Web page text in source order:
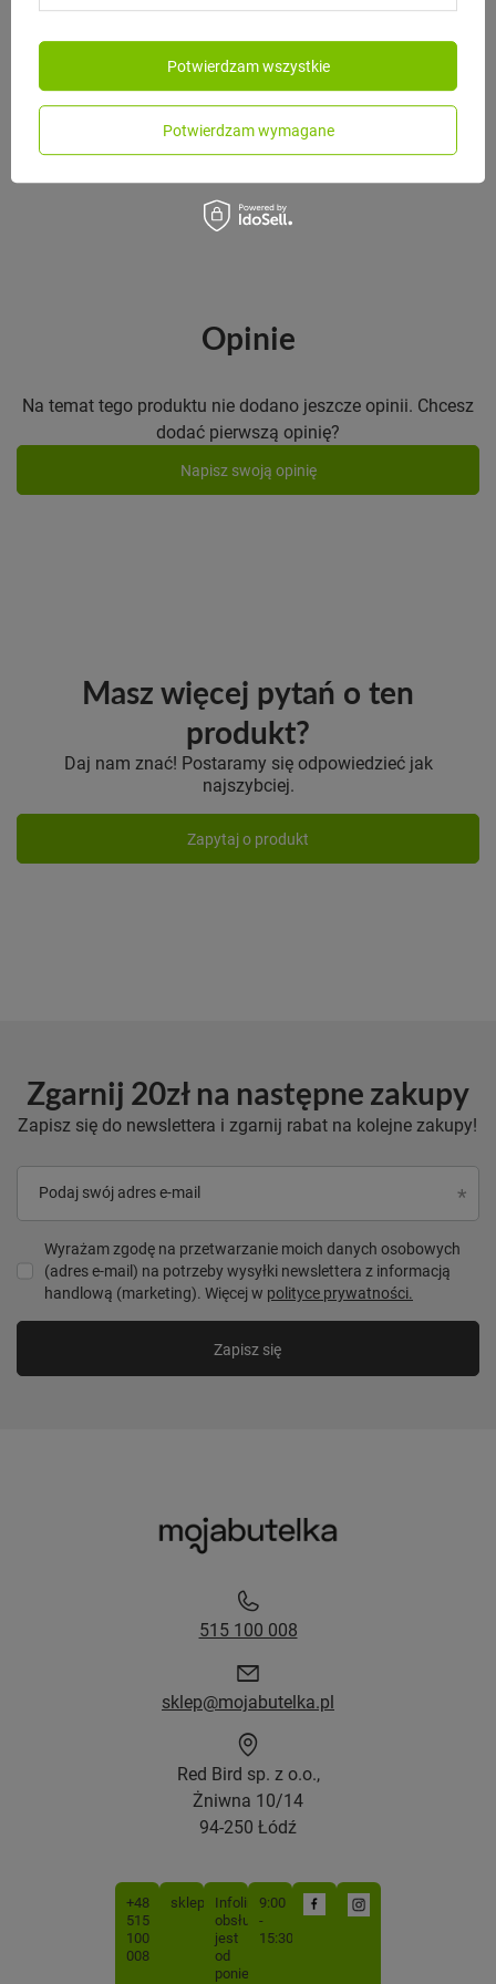
Black+Blum Lunchbox stalowy L
Opinie
Na temat tego produktu nie dodano jeszcze opinii. Chcesz
dodać pierwszą opinię?
Napisz swoją opinię
Masz więcej pytań o ten
produkt?
Daj nam znać! Postaramy się odpowiedzieć jak
najszybciej.
Zapytaj o produkt
Zgarnij 20zł na następne zakupy
Zapisz się do newslettera i zgarnij rabat na kolejne zakupy!
Podaj swój adres e-mail
Wyrażam zgodę na przetwarzanie moich danych osobowych
(adres e-mail) na potrzeby wysyłki newslettera z informacją
handlową (marketing). Więcej w polityce prywatności.
Zapisz się
515 100 008
sklep@mojabutelka.pl
Red Bird sp. z o.o.,
Żniwna 10/14
94-250 Łódź
+48
515
100
008
sklep@mojabutelka.pl
Infolinia
obsługiwana
jest
od
poniedziałku
9:00
-
15:30
Potwierdzam wymagane
Potwierdzam wszystkie